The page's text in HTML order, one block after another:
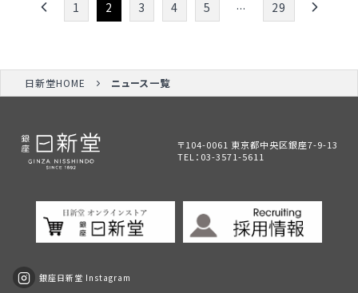
1 2 3 4 5 ... 29
日新堂HOME ニュース一覧
〒104-0061 東京都中央区銀座7-9-13
TEL： 03-3571-5611
銀座日新堂 Instagram